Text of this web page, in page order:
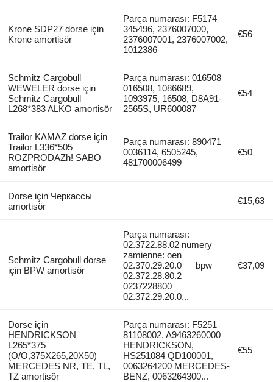
Krone SDP27 dorse için
Krone amortisör
Parça numarası: F5174
345496, 2376007000,
2376007001, 2376007002,
1012386
€56
Schmitz Cargobull
WEWELER dorse için
Schmitz Cargobull
L268*383 ALKO amortisör
Parça numarası: 016508
016508, 1086689,
1093975, 16508, D8A91-
2565S, UR600087
€54
Trailor KAMAZ dorse için
Trailor L336*505
ROZPRODAZh! SABO
amortisör
Parça numarası: 890471
0036114, 6505245,
481700006499
€50
Dorse için Черкассы
amortisör
€15,63
Schmitz Cargobull dorse
için BPW amortisör
Parça numarası:
02.3722.88.02 numery
zamienne: oen
02.370.29.20.0 — bpw
02.372.28.80.2
0237228800
02.372.29.20.0...
€37,09
Dorse için
HENDRICKSON
L265*375
(O/O,375X265,20X50)
MERCEDES NR, TE, TL,
TZ amortisör
Parça numarası: F5251
81108002, A9463260000
HENDRICKSON,
HS251084 QD100001,
0063264200 MERCEDES-
BENZ, 0063264300...
€55